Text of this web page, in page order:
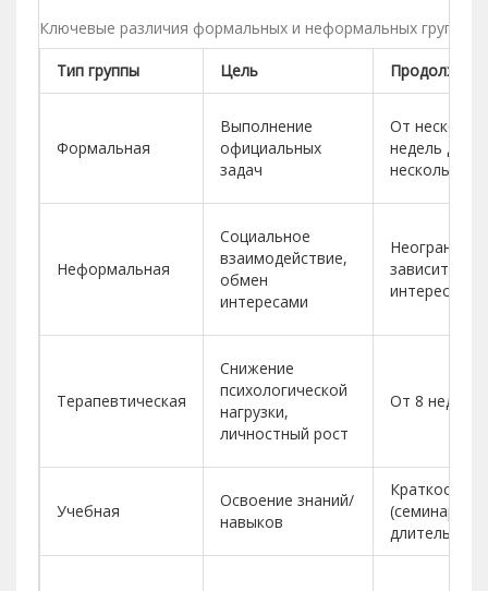
Ключевые различия формальных и неформальных групп,
Тип группы Цель
Формальная
Выполнение
официальных
задач
От
недель до
нескольких
Неформальная
Социальное
взаимодействие,
обмен
интересами
зависит от
интересов
Терапевтическая
Снижение
психологической
нагрузки,
личностный рост
От 8 недель
Учебная
Освоение знаний/
навыков
(семинары)
длительная